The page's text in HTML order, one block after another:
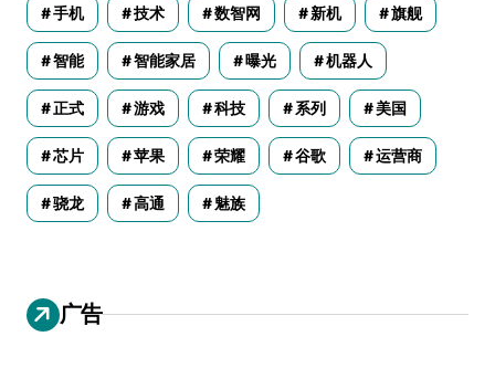
手机 技术 数智网 新机 旗舰
智能 智能家居 曝光 机器人
正式 游戏 科技 系列 美国
芯片 苹果 荣耀 谷歌 运营商
骁龙 高通 魅族
广告